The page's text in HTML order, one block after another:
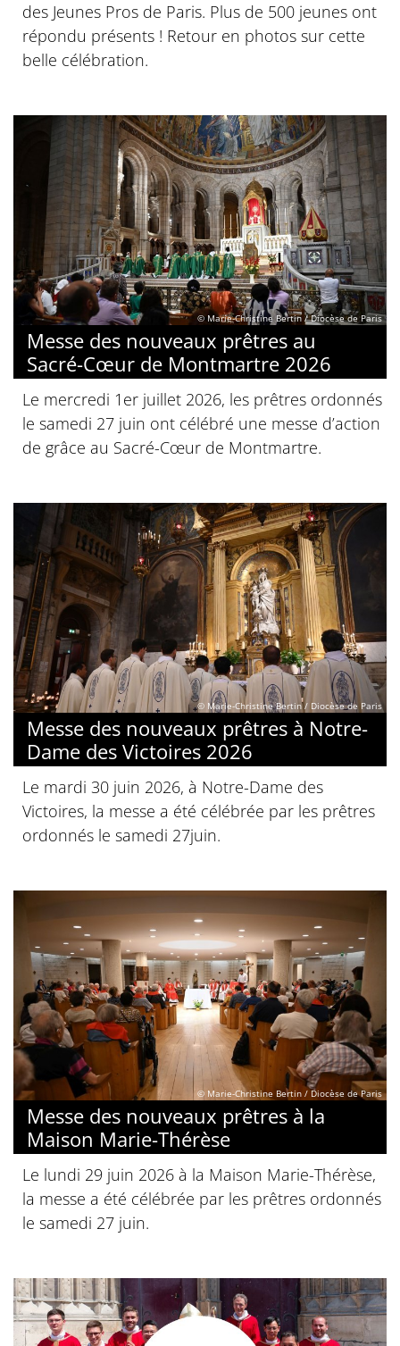
des Jeunes Pros de Paris. Plus de 500 jeunes ont
répondu présents ! Retour en photos sur cette
belle célébration.
© Marie-Christine Bertin / Diocèse de Paris
Messe des nouveaux prêtres au
Sacré-Cœur de Montmartre 2026
Le mercredi 1er juillet 2026, les prêtres ordonnés
le samedi 27 juin ont célébré une messe d’action
de grâce au Sacré-Cœur de Montmartre.
© Marie-Christine Bertin / Diocèse de Paris
Messe des nouveaux prêtres à Notre-
Dame des Victoires 2026
Le mardi 30 juin 2026, à Notre-Dame des
Victoires, la messe a été célébrée par les prêtres
ordonnés le samedi 27juin.
© Marie-Christine Bertin / Diocèse de Paris
Messe des nouveaux prêtres à la
Maison Marie-Thérèse
Le lundi 29 juin 2026 à la Maison Marie-Thérèse,
la messe a été célébrée par les prêtres ordonnés
le samedi 27 juin.